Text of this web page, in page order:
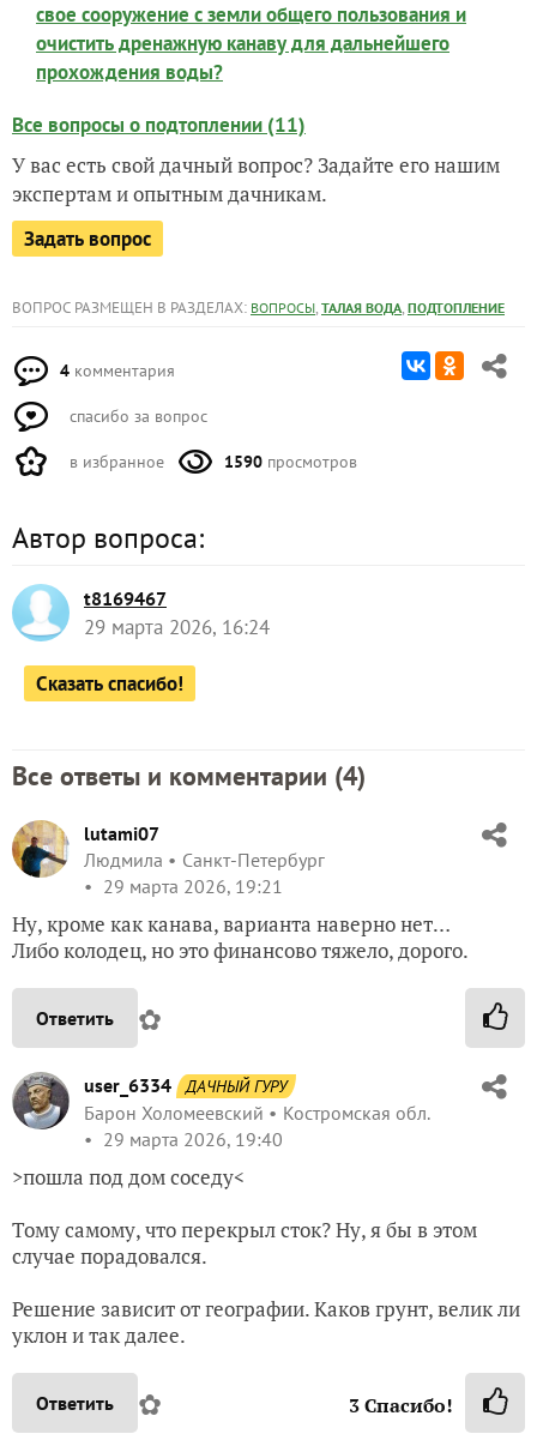
свое сооружение с земли общего пользования и
очистить дренажную канаву для дальнейшего
прохождения воды?
Все вопросы о подтоплении (11)
У вас есть свой дачный вопрос? Задайте его нашим
экспертам и опытным дачникам.
Задать вопрос
ВОПРОС РАЗМЕЩЕН В РАЗДЕЛАХ: ВОПРОСЫ, ТАЛАЯ ВОДА, ПОДТОПЛЕНИЕ
4 комментария
спасибо за вопрос
в избранное 1590 просмотров
Автор вопроса:
t8169467
29 марта 2026, 16:24
Сказать спасибо!
Все ответы и комментарии (4)
lutami07
Людмила
Санкт-Петербург
29 марта 2026, 19:21
Ну, кроме как канава, варианта наверно нет…
Либо колодец, но это финансово тяжело, дорого.
Ответить ✿
user_6334 ДАЧНЫЙ ГУРУ
Барон Холомеевский
Костромская обл.
29 марта 2026, 19:40
>пошла под дом соседу<
Тому самому, что перекрыл сток? Ну, я бы в этом
случае порадовался.
Решение зависит от географии. Каков грунт, велик ли
уклон и так далее.
Ответить ✿ 3Спасибо!